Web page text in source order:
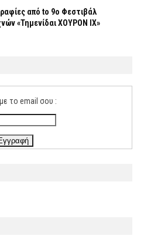
από tο 9ο Φεστιβάλ
«Τημενίδαι ΧΟΥΡΟΝ ΙΧ»
το email σου :